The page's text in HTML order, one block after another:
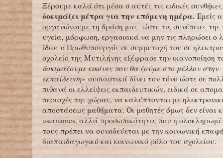
Ξέρουμε καλά ότι μέσα σ αυτές τις ειδικές
δοκιμάζει μέτρα για την επόμενη ημέρα. Εμείς
οργανώνουμε τη δράση μας ώστε τις συνέπειες της
υγεία, μόρφωση, εργασιακά να μην τις πληρώσει ο
ίδιος ο Πρωθυπουργός σε συμμετοχή του σε
σχολείο της Μυτιλήνης εξέφρασε την ικανοποίηση
δοκιμάζουμε εικόνες που θα ζούμε στο μέλλον στην
εκπαίδευση» ουσιαστικά δίνει τον τόνο ώστε σε
πιθανά οι ελλείψεις εκπαιδευτικών, ειδικά σε
περιοχές της χώρας, να καλύπτονται με
αποστάσεως μαθήματα. Οι μαθητές όμως δεν είναι
usernames, αλλά προσωπικότητες που η
τους πρέπει να συνοδεύεται με την κοινωνική
διαπαιδαγωγικό και κοινωνικό ρόλο του σχολείου.